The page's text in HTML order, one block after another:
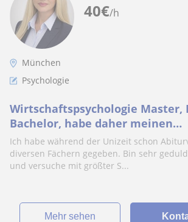
40€/h
München
Psychologie
Wirtschaftspsychologie Master,
Bachelor, habe daher meinen
Masterabschluss komplett in
gemacht. Im Abitur hatte ich
Mathe, bin also auch sehr fit in
Ich habe während der Unizeit schon
diversen Fächern gegeben. Bin sehr
und versuche mit größter S...
Mehr sehen